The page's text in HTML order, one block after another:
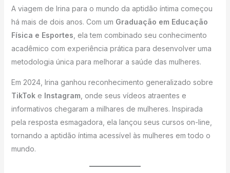
A viagem de Irina para o mundo da aptidão íntima começou
há mais de dois anos. Com um Graduação em Educação
Física e Esportes , ela tem combinado seu conhecimento
acadêmico com experiência prática para desenvolver uma
metodologia única para melhorar a saúde das mulheres.
Em 2024, Irina ganhou reconhecimento generalizado sobre
TikToke Instagram, onde seus vídeos atraentes e
informativos chegaram a milhares de mulheres. Inspirada
pela resposta esmagadora, ela lançou seus cursos on-line,
tornando a aptidão íntima acessível às mulheres em todo o
mundo.